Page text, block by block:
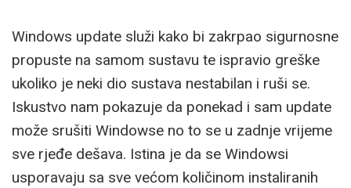
Windows update služi kako bi zakrpao sigurnosne
propuste na samom sustavu te ispravio greške
ukoliko je neki dio sustava nestabilan i ruši se.
Iskustvo nam pokazuje da ponekad i sam update
može srušiti Windowse no to se u zadnje vrijeme
sve rjeđe dešava. Istina je da se Windowsi
usporavaju sa sve većom količinom instaliranih